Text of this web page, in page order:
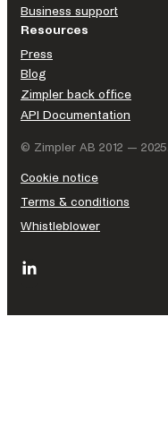
Business support
Resources
Press
Blog
Zimpler back office
API Documentation
© Zimpler AB 2012 — 2025.
Cookie notice
Terms & conditions
Whistleblower